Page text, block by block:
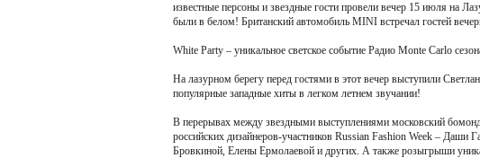
известные персоны и звездные гости провели вечер 15 июля на
были в белом! Британский автомобиль MINI встречал гостей
White Party – уникальное светское событие Радио Monte Carlo
На лазурном берегу перед гостями в этот вечер выступили
популярные западные хиты в легком летнем звучании!
В перерывах между звездными выступлениями московский
российских дизайнеров-участников Russian Fashion Week –
Бровкиной, Елены Ермолаевой и других. А также розыгрыши